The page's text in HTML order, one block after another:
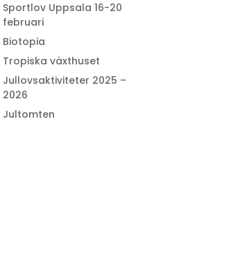
Sportlov Uppsala 16-20
februari
Biotopia
Tropiska växthuset
Jullovsaktiviteter 2025 –
2026
Jultomten